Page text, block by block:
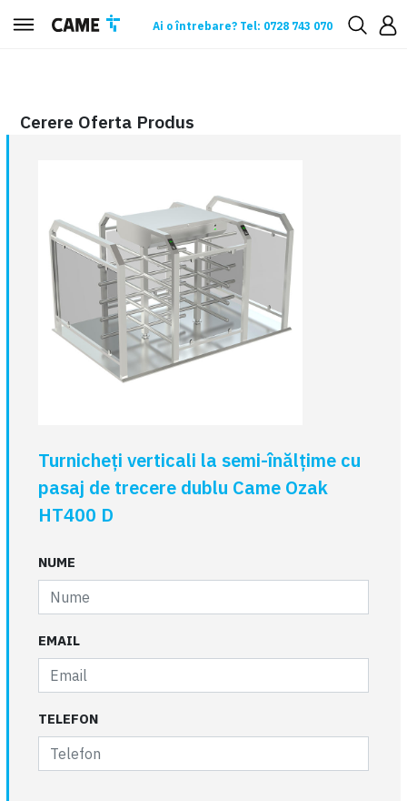
Ai o întrebare? Tel: 0728 743 070
Cerere Oferta Produs
Turnicheți verticali la semi-înălțime cu
pasaj de trecere dublu Came Ozak
HT400 D
NUME
EMAIL
TELEFON